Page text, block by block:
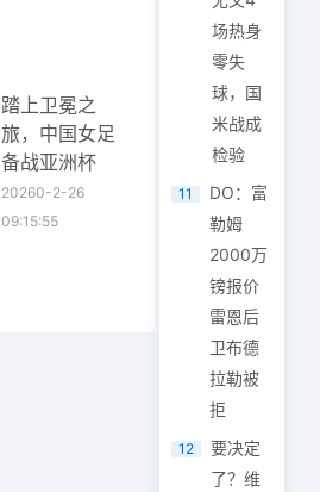
踏上卫冕之
旅，中国女足
备战亚洲杯
20260-2-26
09:15:55
场热身
零失
球，国
米战成
检验
11
DO：富
勒姆
2000万
镑报价
雷恩后
卫布德
拉勒被
拒
12
要决定
了？维